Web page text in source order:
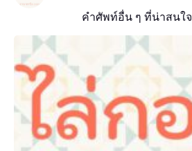
คำศัพท์อื่น ๆ ที่น่าสนใจ